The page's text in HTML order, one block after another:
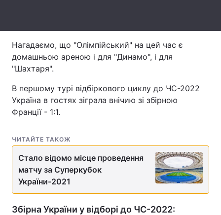
Контакти
Тема оформлення
Нагадаємо, що "Олімпійський" на цей час є
домашньою ареною і для "Динамо", і для
"Шахтаря".
В першому турі відбіркового циклу до ЧС-2022
Україна в гостях зіграла внічию зі збірною
Франції - 1:1.
ЧИТАЙТЕ ТАКОЖ
Стало відомо місце проведення
матчу за Суперкубок
України-2021
Збірна України у відборі до ЧС-2022: